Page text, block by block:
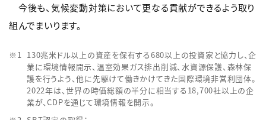
今後も、気候変動対策において更なる貢献ができるよう取り
組んでまいります。
130兆米ドル以上の資産を保有する680以上の投資家と協力し、企
業に環境情報開示、温室効果ガス排出削減、水資源保護、森林保
護を行うよう、他に先駆けて働きかけてきた国際環境非営利団体。
2022年は、世界の時価総額の半分に相当する18,700社以上の企
業が、CDPを通じて環境情報を開示。